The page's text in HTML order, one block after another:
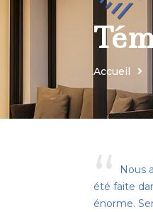
Accueil
“ Nous
été faite
énorme.